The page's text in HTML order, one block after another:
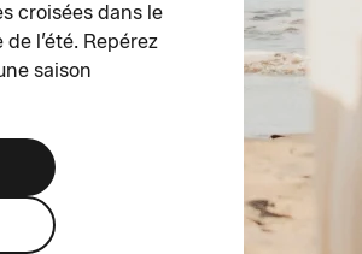
croisées dans le
l’été. Repérez
saison